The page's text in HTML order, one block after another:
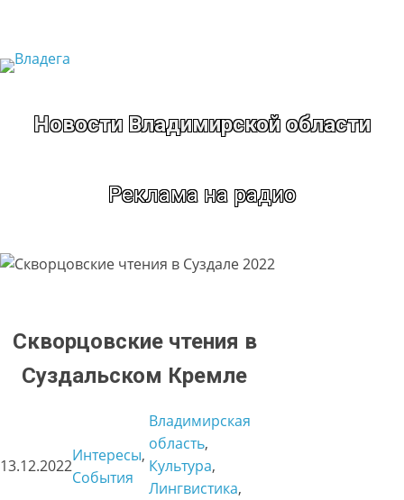
содержимому
Новости Владимирской области
Реклама на радио
Скворцовские чтения в
Суздальском Кремле
13.12.2022
Интересы
События
Владимирская
область
Культура
Лингвистика